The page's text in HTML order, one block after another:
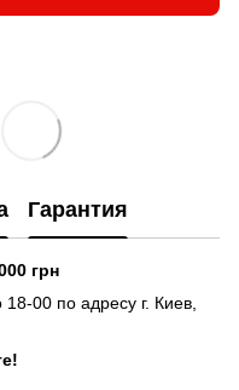
Гарантия
грн
00 по адресу г. Киев,